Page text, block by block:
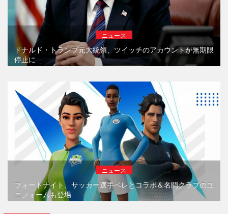
ニュース
ドナルド・トランプ元大統領、ツイッチのアカウントが無期限
停止に
ニュース
フォートナイト、サッカー選手ペレとコラボ＆名門クラブのユ
ニフォームも登場